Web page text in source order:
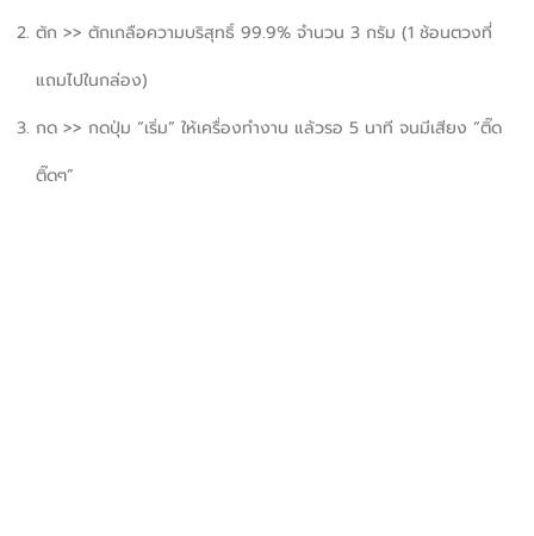
ตัก >> ตักเกลือความบริสุทธิ์ 99.9% จำนวน 3 กรัม (1 ช้อนตวงที่
แถมไปในกล่อง)
กด >> กดปุ่ม “เริ่ม” ให้เครื่องทำงาน แล้วรอ 5 นาที จนมีเสียง “ติ๊ด
ติ๊ดๆ”